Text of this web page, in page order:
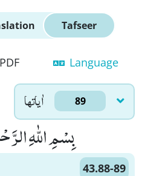
Tafseer
PDF Language
اٰياتها 89
بِسْمِ اللّٰهِ
43.88-89